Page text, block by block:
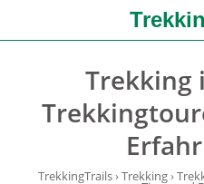
Trekking
TrekkingTrails›Trekking›